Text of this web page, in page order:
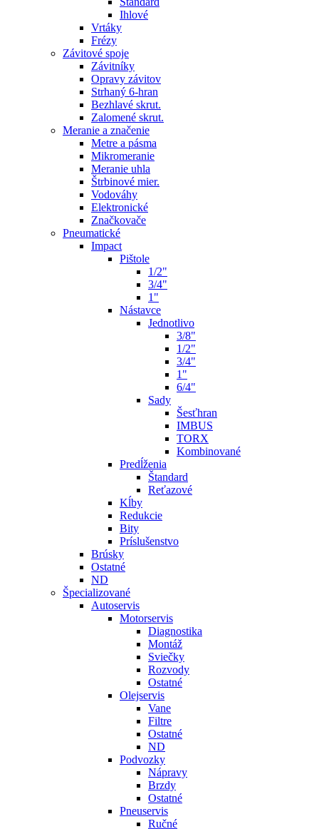
Ihlové
Vrtáky
Frézy
Závitové spoje
Závitníky
Opravy závitov
Strhaný 6-hran
Bezhlavé skrut.
Zalomené skrut.
Meranie a značenie
Metre a pásma
Mikromeranie
Meranie uhla
Štrbinové mier.
Vodováhy
Elektronické
Značkovače
Pneumatické
Impact
Pištole
1/2"
3/4"
1"
Nástavce
Jednotlivo
3/8"
1/2"
3/4"
1"
6/4"
Sady
Šesťhran
IMBUS
TORX
Kombinované
Predĺženia
Štandard
Reťazové
Kĺby
Redukcie
Bity
Príslušenstvo
Brúsky
Ostatné
ND
Špecializované
Autoservis
Motorservis
Diagnostika
Montáž
Sviečky
Rozvody
Ostatné
Olejservis
Vane
Filtre
Ostatné
ND
Podvozky
Nápravy
Brzdy
Ostatné
Pneuservis
Ručné